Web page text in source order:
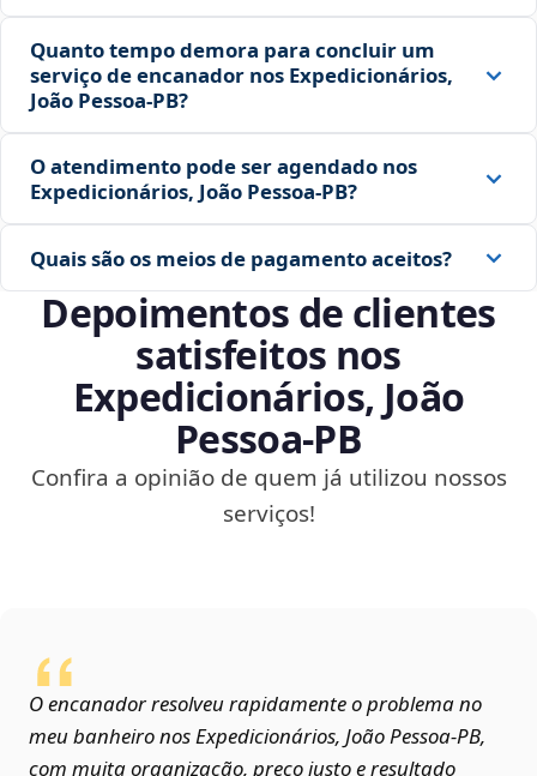
Quanto tempo demora para concluir um
serviço de encanador nos Expedicionários,
João Pessoa‑PB?
O atendimento pode ser agendado nos
Expedicionários, João Pessoa‑PB?
Quais são os meios de pagamento aceitos?
Depoimentos de clientes
satisfeitos nos
Expedicionários, João
Pessoa‑PB
Confira a opinião de quem já utilizou nossos
serviços!
O encanador resolveu rapidamente o problema no
meu banheiro nos Expedicionários, João Pessoa‑PB,
com muita organização, preço justo e resultado